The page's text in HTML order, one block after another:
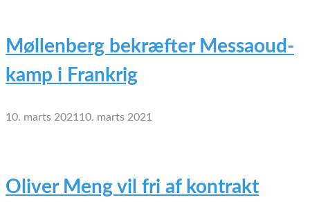
Møllenberg bekræfter Messaoud-
kamp i Frankrig
10. marts 2021 10. marts 2021
Oliver Meng vil fri af kontrakt